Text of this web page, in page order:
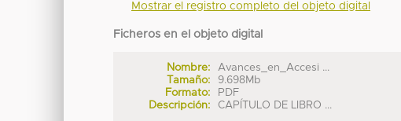
Mostrar el registro completo del objeto digital
Ficheros en el objeto digital
Nombre:
Avances_en_Accesi ...
Tamaño:
9.698Mb
Formato:
PDF
Descripción:
CAPÍTULO DE LIBRO ...